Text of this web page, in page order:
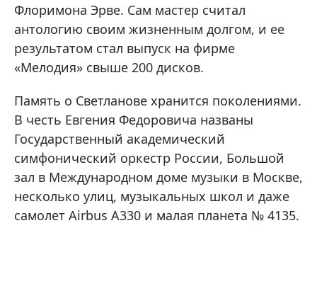
Флоримона Эрве. Сам мастер считал
антологию своим жизненным долгом, и ее
результатом стал выпуск на фирме
«Мелодия» свыше 200 дисков.
Память о Светланове хранится поколениями.
В честь Евгения Федоровича названы
Государственный академический
симфонический оркестр России, Большой
зал в Международном доме музыки в Москве,
несколько улиц, музыкальных школ и даже
самолет Airbus А330 и малая планета № 4135.